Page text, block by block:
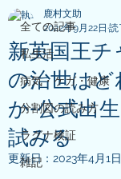
全ての記事
私生活
病気・ケガ・健康
分割図の読み方
ラグナ検証
雑記
新英国王
の治世はど
か-公式出
試みる
鹿村文助
2022年9月22日 読
更新日： 2023年4月1日